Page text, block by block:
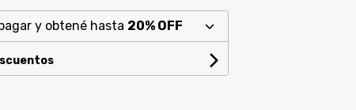
y obtené hasta 20% OFF